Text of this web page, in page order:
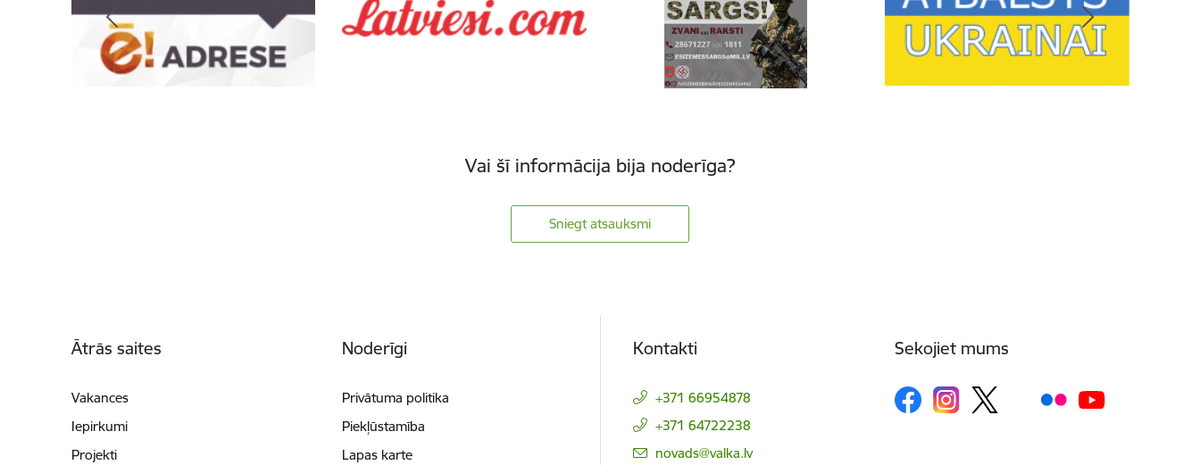
Vai šī informācija bija noderīga?
Sniegt atsauksmi
Ātrās saites
Vakances
Iepirkumi
Projekti
Noderīgi
Privātuma politika
Piekļūstamība
Lapas karte
Kontakti
+371 66954878
+371 64722238
E-pasts:
novads@valka.lv
Sekojiet mums